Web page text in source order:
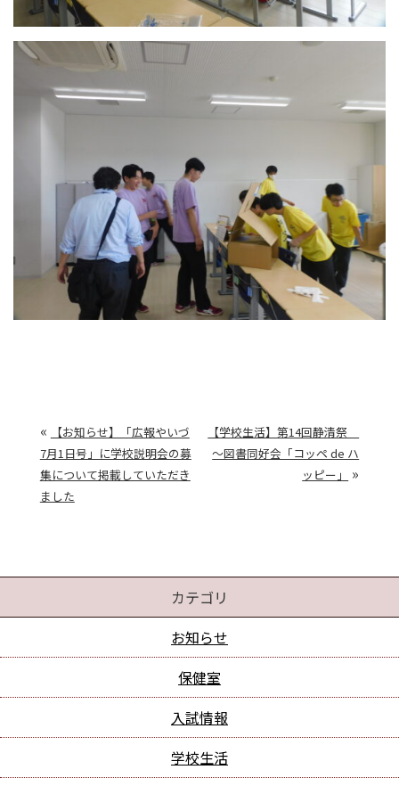
«
【お知らせ】「広報やいづ
7月1日号」に学校説明会の募
集について掲載していただき
ました
【学校生活】第14回静清祭
～図書同好会「コッペ de ハ
ッピー」
»
カテゴリ
お知らせ
保健室
入試情報
学校生活